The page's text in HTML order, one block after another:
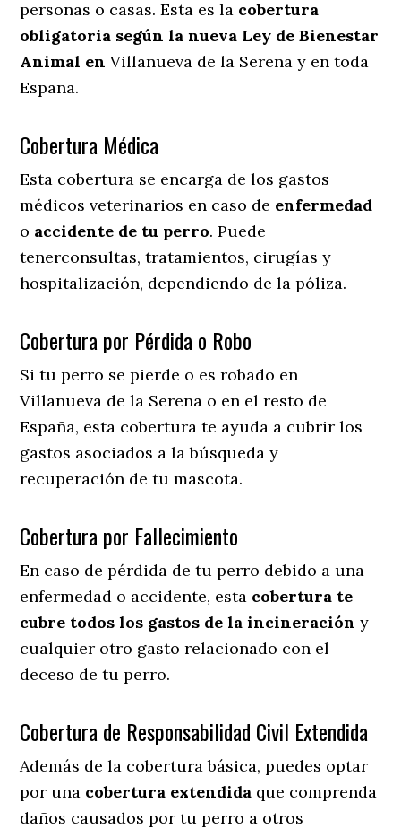
personas o casas. Esta es la cobertura
obligatoria según la nueva Ley de Bienestar
Animal enVillanueva de la Serena y en toda
España.
Cobertura Médica
Esta cobertura se encarga de los gastos
médicos veterinarios en caso de enfermedad
o accidente de tu perro. Puede
tenerconsultas, tratamientos, cirugías y
hospitalización, dependiendo de la póliza.
Cobertura por Pérdida o Robo
Si tu perro se pierde o es robado en
Villanueva de la Serena o en el resto de
España, esta cobertura te ayuda a cubrir los
gastos asociados a la búsqueda y
recuperación de tu mascota.
Cobertura por Fallecimiento
En caso de pérdida de tu perro debido a una
enfermedad o accidente, esta cobertura te
cubre todos los gastos de la incineración y
cualquier otro gasto relacionado con el
deceso de tu perro.
Cobertura de Responsabilidad Civil Extendida
Además de la cobertura básica, puedes optar
por una cobertura extendida que comprenda
daños causados por tu perro a otros